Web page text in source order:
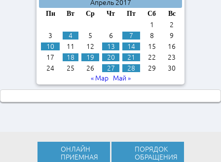
Апрель 2017
Пн Вт Ср Чт Пт Сб Вс
1
2
3
4 5 6 7 8
9
10
11 12 13 14 15
16
17
18 19 20 21 22
23
24
25 26 27 28 29
30
« Мар
Май »
ОНЛАЙН
ПРИЕМНАЯ
ПОРЯДОК
ОБРАЩЕНИЯ